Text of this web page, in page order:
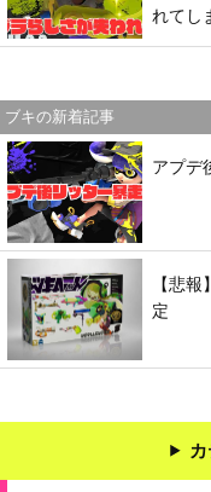
れてし
ブキの新着記事
アプデ
【悲
定